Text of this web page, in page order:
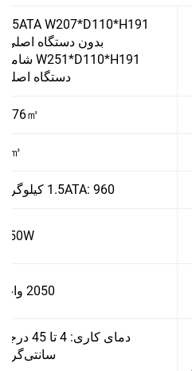
1.5ATA W207*D110*H191
بدون دستگاه اصلی،
W251*D110*H191 شامل
دستگاه اصلی
2.76㎡
3㎥
1.5ATA: 960 کیلوگرم
950W
2050 وات
دمای کاری: 4 تا 45 درجه
سانتی‌گراد